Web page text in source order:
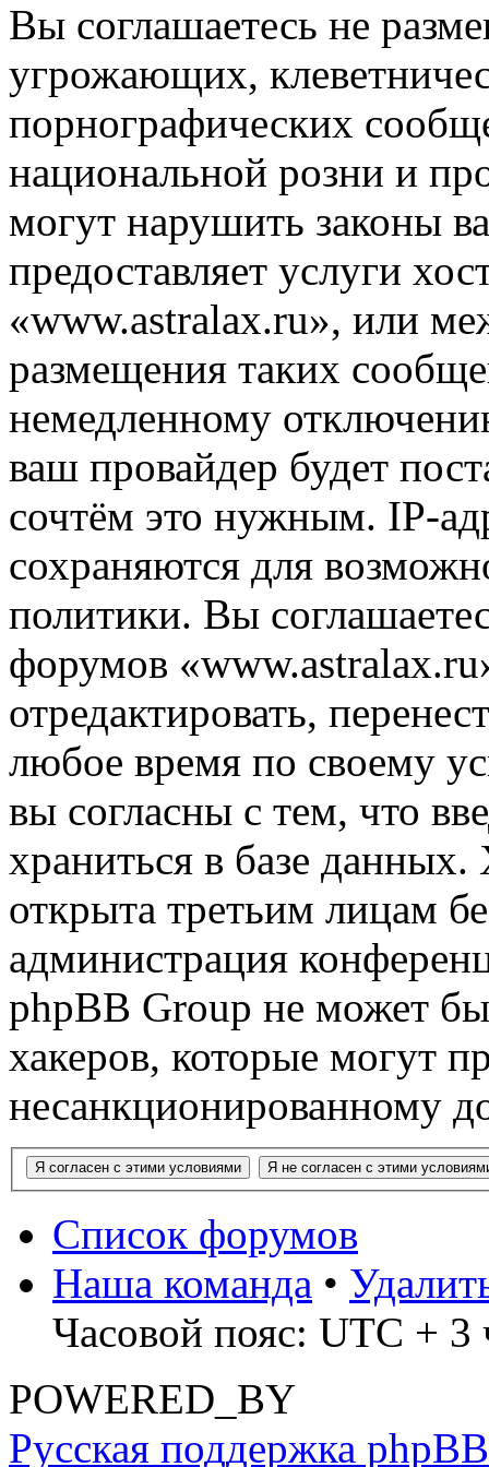
Вы соглашаетесь не
угрожающих,
порнографических
национальной розни и
могут нарушить законы
предоставляет услуги
«www.astralax.ru», или
размещения таких
немедленному
ваш провайдер будет
сочтём это нужным. IP-
сохраняются для
политики. Вы
форумов
отредактировать,
любое время по своему
вы согласны с тем, что
храниться в базе
открыта третьим лицам
администрация
phpBB Group не может
хакеров, которые могут
несанкционированному
Список форумов
Наша команда •
Часовой пояс: UTC + 3
POWERED_BY
Русская поддержка phpBB